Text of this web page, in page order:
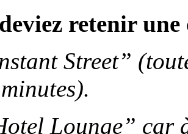
retenir une
Street”
minutes).
Lounge” car